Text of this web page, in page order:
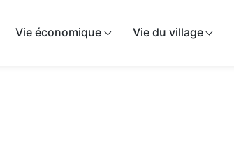
Vie économique Vie du village